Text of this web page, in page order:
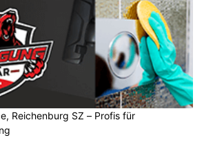
Reichenburg SZ – Profis für